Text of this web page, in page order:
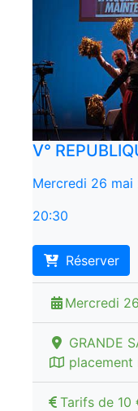
V°
Mercredi 26 mai
20:30
Réserver
Mercredi
GRANDE
placement
Tarifs de 10